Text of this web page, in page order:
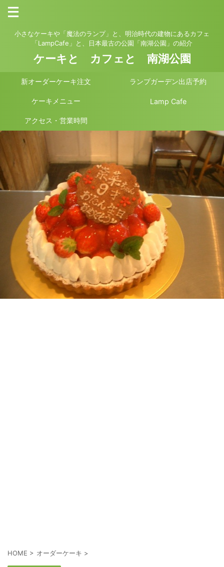
小さなケーキや「魔法のランプ」と、明治時代の建物にあるカフェ
「LampCafe」と、日本最古の公園「南湖公園」の紹介
ケーキと カフェと 南湖公園
新オーダーケーキ注文 ランプガーデン出店予約
ケーキメニュー Lamp Cafe
アクセス・営業時間
HOME > オーダーケーキ >